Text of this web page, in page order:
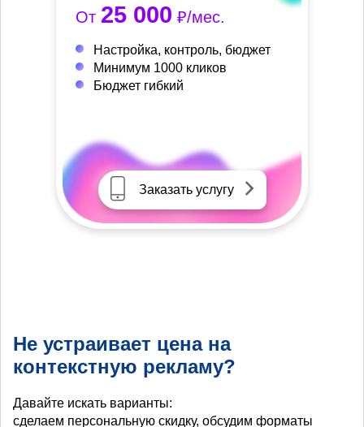
От 25 000 ₽/мес.
Настройка, контроль, бюджет
Минимум 1000 кликов
Бюджет гибкий
Заказать услугу
Не устраивает цена на
контекстную рекламу?
Давайте искать варианты:
сделаем персональную скидку, обсудим форматы